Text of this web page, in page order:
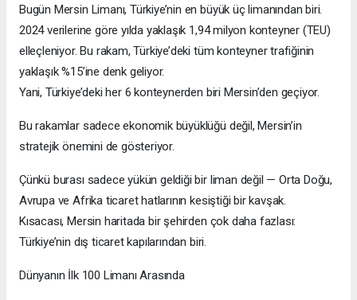
Bugün Mersin Limanı, Türkiye’nin en büyük üç limanından biri.
2024 verilerine göre yılda yaklaşık 1,94 milyon konteyner (TEU)
elleçleniyor. Bu rakam, Türkiye’deki tüm konteyner trafiğinin
yaklaşık %15’ine denk geliyor.
Yani, Türkiye’deki her 6 konteynerden biri Mersin’den geçiyor.
Bu rakamlar sadece ekonomik büyüklüğü değil, Mersin’in
stratejik önemini de gösteriyor.
Çünkü burası sadece yükün geldiği bir liman değil — Orta Doğu,
Avrupa ve Afrika ticaret hatlarının kesiştiği bir kavşak.
Kısacası, Mersin haritada bir şehirden çok daha fazlası:
Türkiye’nin dış ticaret kapılarından biri.
Dünyanın İlk 100 Limanı Arasında